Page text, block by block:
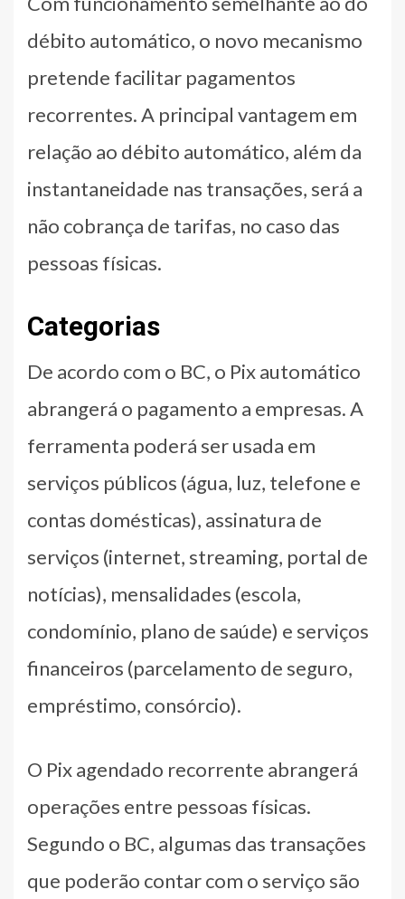
débito automático, o novo mecanismo
pretende facilitar pagamentos
recorrentes. A principal vantagem em
relação ao débito automático, além da
instantaneidade nas transações, será a
não cobrança de tarifas, no caso das
pessoas físicas.
Categorias
De acordo com o BC, o Pix automático
abrangerá o pagamento a empresas. A
ferramenta poderá ser usada em
serviços públicos (água, luz, telefone e
contas domésticas), assinatura de
serviços (internet, streaming, portal de
notícias), mensalidades (escola,
condomínio, plano de saúde) e serviços
financeiros (parcelamento de seguro,
empréstimo, consórcio).
O Pix agendado recorrente abrangerá
operações entre pessoas físicas.
Segundo o BC, algumas das transações
que poderão contar com o serviço são